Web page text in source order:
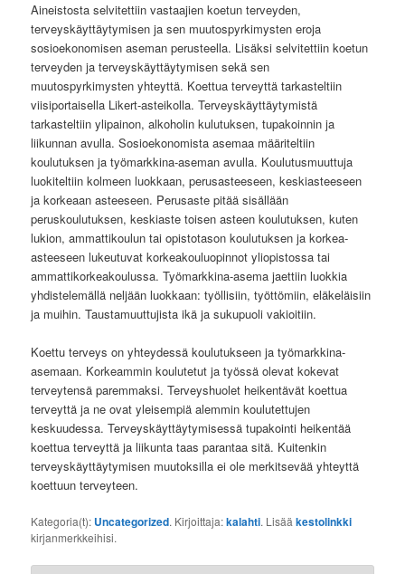
Aineistosta selvitettiin vastaajien koetun terveyden,
terveyskäyttäytymisen ja sen muutospyrkimysten eroja
sosioekonomisen aseman perusteella. Lisäksi selvitettiin koetun
terveyden ja terveyskäyttäytymisen sekä sen
muutospyrkimysten yhteyttä. Koettua terveyttä tarkasteltiin
viisiportaisella Likert-asteikolla. Terveyskäyttäytymistä
tarkasteltiin ylipainon, alkoholin kulutuksen, tupakoinnin ja
liikunnan avulla. Sosioekonomista asemaa määriteltiin
koulutuksen ja työmarkkina-aseman avulla. Koulutusmuuttuja
luokiteltiin kolmeen luokkaan, perusasteeseen, keskiasteeseen
ja korkeaan asteeseen. Perusaste pitää sisällään
peruskoulutuksen, keskiaste toisen asteen koulutuksen, kuten
lukion, ammattikoulun tai opistotason koulutuksen ja korkea-
asteeseen lukeutuvat korkeakouluopinnot yliopistossa tai
ammattikorkeakoulussa. Työmarkkina-asema jaettiin luokkia
yhdistelemällä neljään luokkaan: työllisiin, työttömiin, eläkeläisiin
ja muihin. Taustamuuttujista ikä ja sukupuoli vakioitiin.
Koettu terveys on yhteydessä koulutukseen ja työmarkkina-
asemaan. Korkeammin koulutetut ja työssä olevat kokevat
terveytensä paremmaksi. Terveyshuolet heikentävät koettua
terveyttä ja ne ovat yleisempiä alemmin koulutettujen
keskuudessa. Terveyskäyttäytymisessä tupakointi heikentää
koettua terveyttä ja liikunta taas parantaa sitä. Kuitenkin
terveyskäyttäytymisen muutoksilla ei ole merkitsevää yhteyttä
koettuun terveyteen.
Kategoria(t): Uncategorized. Kirjoittaja:kalahti. Lisääkestolinkki
kirjanmerkkeihisi.